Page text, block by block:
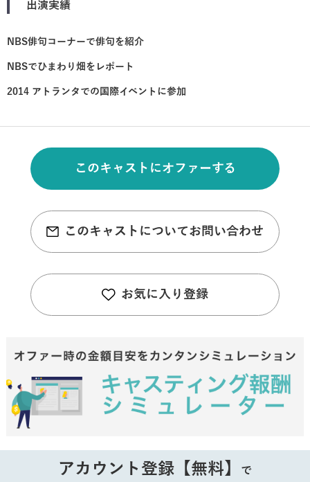
出演実績
NBS俳句コーナーで俳句を紹介
NBSでひまわり畑をレポート
2014 アトランタでの国際イベントに参加
このキャストにオファーする
このキャストについてお問い合わせ
お気に入り登録
アカウント登録【無料】 で